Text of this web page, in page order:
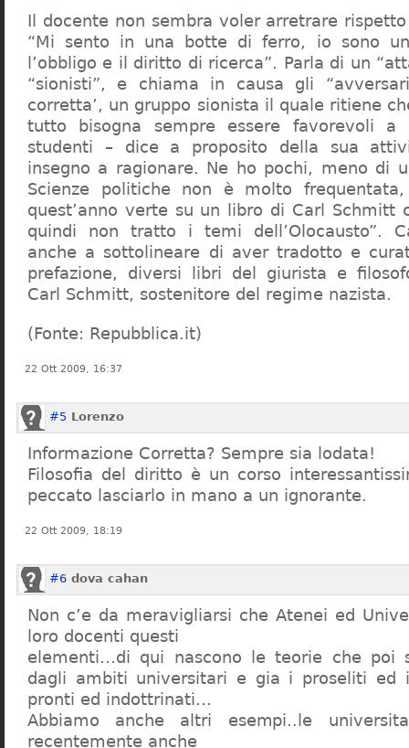
Il docente non sembra voler arretrare
“Mi sento in una botte di ferro, io sono
l’obbligo e il diritto di ricerca”. Parla di un
“sionisti”, e chiama in causa gli
corretta’, un gruppo sionista il quale ritiene
tutto bisogna sempre essere favorevoli a
studenti – dice a proposito della sua
insegno a ragionare. Ne ho pochi, meno di
Scienze politiche non è molto
quest’anno verte su un libro di Carl Schmitt
quindi non tratto i temi dell’Olocausto”.
anche a sottolineare di aver tradotto e
prefazione, diversi libri del giurista e
Carl Schmitt, sostenitore del regime nazista.
(Fonte: Repubblica.it)
22 Ott 2009, 16:37
#5 Lorenzo
Informazione Corretta? Sempre sia lodata!
Filosofia del diritto è un corso
peccato lasciarlo in mano a un ignorante.
22 Ott 2009, 18:19
#6 dova cahan
Non c’e da meravigliarsi che Atenei ed
loro docenti questi
elementi…di qui nascono le teorie che poi
dagli ambiti universitari e gia i proseliti ed
pronti ed indottrinati…
Abbiamo anche altri esempi..le
recentemente anche